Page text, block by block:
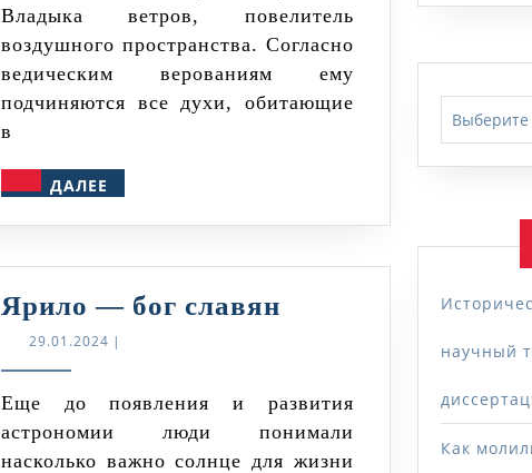
Владыка ветров, повелитель
воздушного пространства. Согласно
ведическим верованиям ему
подчиняются все духи, обитающие
в
ДАЛЕЕ
Ярило — бог славянЯрило
славян
29.01.202429.01.2024
|
Еще до появления и развития
астрономии люди понимали
насколько важно солнце для жизни
научный
Как